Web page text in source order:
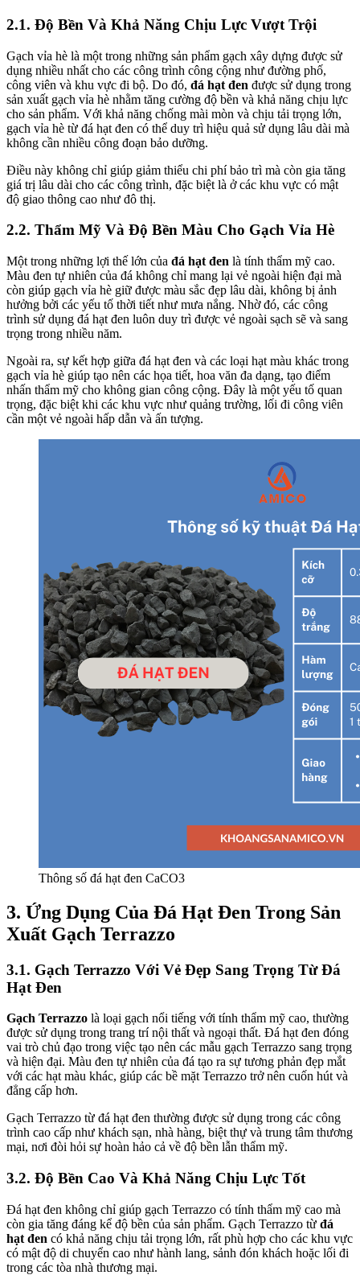
2.1. Độ Bền Và Khả Năng Chịu Lực Vượt Trội
Gạch vỉa hè là một trong những sản phẩm gạch xây dựng được sử
dụng nhiều nhất cho các công trình công cộng như đường phố,
công viên và khu vực đi bộ. Do đó, đá hạt đen được sử dụng trong
sản xuất gạch vỉa hè nhằm tăng cường độ bền và khả năng chịu lực
cho sản phẩm. Với khả năng chống mài mòn và chịu tải trọng lớn,
gạch vỉa hè từ đá hạt đen có thể duy trì hiệu quả sử dụng lâu dài mà
không cần nhiều công đoạn bảo dưỡng.
Điều này không chỉ giúp giảm thiểu chi phí bảo trì mà còn gia tăng
giá trị lâu dài cho các công trình, đặc biệt là ở các khu vực có mật
độ giao thông cao như đô thị.
2.2. Thẩm Mỹ Và Độ Bền Màu Cho Gạch Vỉa Hè
Một trong những lợi thế lớn của đá hạt đen là tính thẩm mỹ cao.
Màu đen tự nhiên của đá không chỉ mang lại vẻ ngoài hiện đại mà
còn giúp gạch vỉa hè giữ được màu sắc đẹp lâu dài, không bị ảnh
hưởng bởi các yếu tố thời tiết như mưa nắng. Nhờ đó, các công
trình sử dụng đá hạt đen luôn duy trì được vẻ ngoài sạch sẽ và sang
trọng trong nhiều năm.
Ngoài ra, sự kết hợp giữa đá hạt đen và các loại hạt màu khác trong
gạch vỉa hè giúp tạo nên các họa tiết, hoa văn đa dạng, tạo điểm
nhấn thẩm mỹ cho không gian công cộng. Đây là một yếu tố quan
trọng, đặc biệt khi các khu vực như quảng trường, lối đi công viên
cần một vẻ ngoài hấp dẫn và ấn tượng.
Thông số đá hạt đen CaCO3
3. Ứng Dụng Của Đá Hạt Đen Trong Sản
Xuất Gạch Terrazzo
3.1. Gạch Terrazzo Với Vẻ Đẹp Sang Trọng Từ Đá
Hạt Đen
Gạch Terrazzo là loại gạch nổi tiếng với tính thẩm mỹ cao, thường
được sử dụng trong trang trí nội thất và ngoại thất. Đá hạt đen đóng
vai trò chủ đạo trong việc tạo nên các mẫu gạch Terrazzo sang trọng
và hiện đại. Màu đen tự nhiên của đá tạo ra sự tương phản đẹp mắt
với các hạt màu khác, giúp các bề mặt Terrazzo trở nên cuốn hút và
đẳng cấp hơn.
Gạch Terrazzo từ đá hạt đen thường được sử dụng trong các công
trình cao cấp như khách sạn, nhà hàng, biệt thự và trung tâm thương
mại, nơi đòi hỏi sự hoàn hảo cả về độ bền lẫn thẩm mỹ.
3.2. Độ Bền Cao Và Khả Năng Chịu Lực Tốt
Đá hạt đen không chỉ giúp gạch Terrazzo có tính thẩm mỹ cao mà
còn gia tăng đáng kể độ bền của sản phẩm. Gạch Terrazzo từ đá
hạt đen có khả năng chịu tải trọng lớn, rất phù hợp cho các khu vực
có mật độ di chuyển cao như hành lang, sảnh đón khách hoặc lối đi
trong các tòa nhà thương mại.